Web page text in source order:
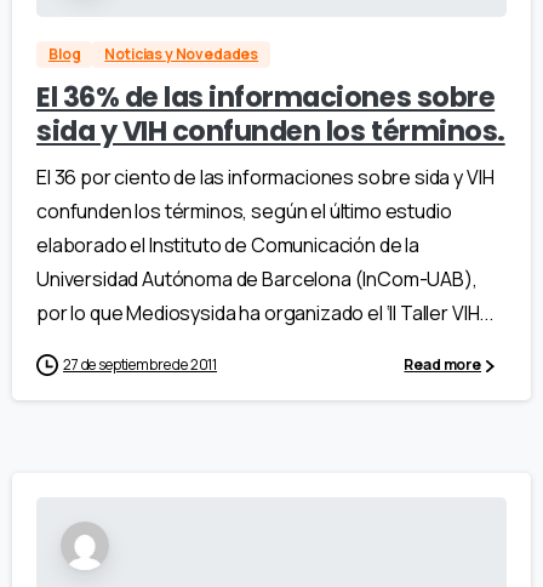
Blog Noticias y Novedades
El 36% de las informaciones sobre
sida y VIH confunden los términos.
El 36 por ciento de las informaciones sobre sida y VIH
confunden los términos, según el último estudio
elaborado el Instituto de Comunicación de la
Universidad Autónoma de Barcelona (InCom-UAB),
por lo que Mediosysida ha organizado el ‘II Taller VIH...
27 de septiembre de 2011 Read more